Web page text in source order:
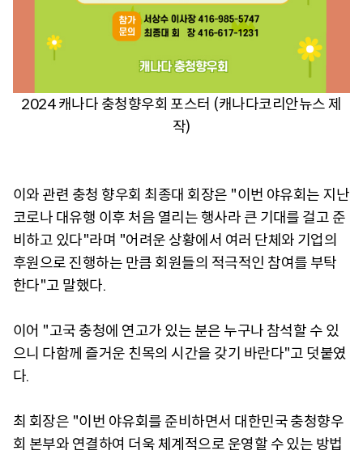
2024 캐나다 충청향우회 포스터 (캐나다코리안뉴스 제
작)
이와 관련 충청 향우회 최종대 회장은 "이번 야유회는 지난
코로나 대유행 이후 처음 열리는 행사라 큰 기대를 걸고 준
비하고 있다"라며 "어려운 상황에서 여러 단체와 기업의
후원으로 진행하는 만큼 회원들의 적극적인 참여를 부탁
한다"고 말했다.
이어 "고국 충청에 연고가 있는 분은 누구나 참석할 수 있
으니 다함께 즐거운 친목의 시간을 갖기 바란다"고 덧붙였
다.
최 회장은 "이번 야유회를 준비하면서 대한민국 충청향우
회 본부와 연결하여 더욱 체계적으로 운영할 수 있는 방법